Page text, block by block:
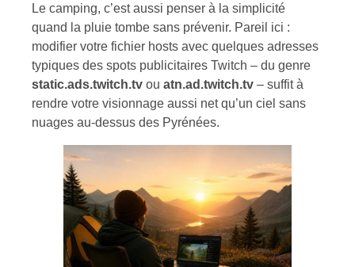
Le camping, c’est aussi penser à la simplicité
quand la pluie tombe sans prévenir. Pareil ici :
modifier votre fichier hosts avec quelques adresses
typiques des spots publicitaires Twitch – du genre
static.ads.twitch.tv ou atn.ad.twitch.tv – suffit à
rendre votre visionnage aussi net qu’un ciel sans
nuages au-dessus des Pyrénées.